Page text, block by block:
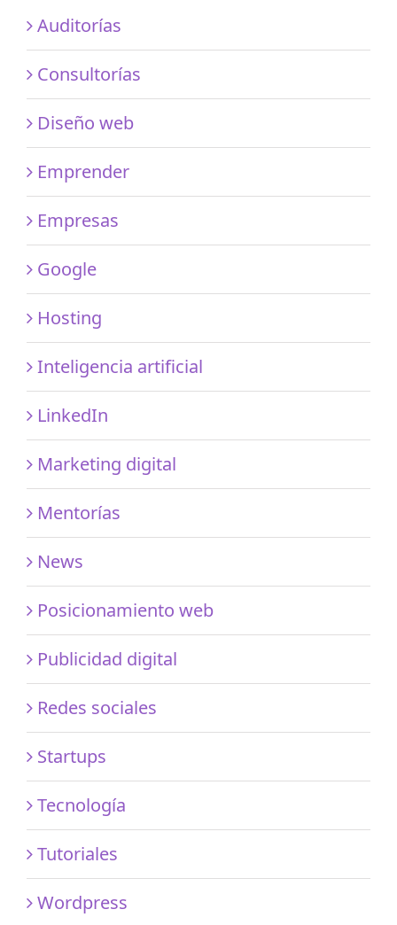
Auditorías
Consultorías
Diseño web
Emprender
Empresas
Google
Hosting
Inteligencia artificial
LinkedIn
Marketing digital
Mentorías
News
Posicionamiento web
Publicidad digital
Redes sociales
Startups
Tecnología
Tutoriales
Wordpress